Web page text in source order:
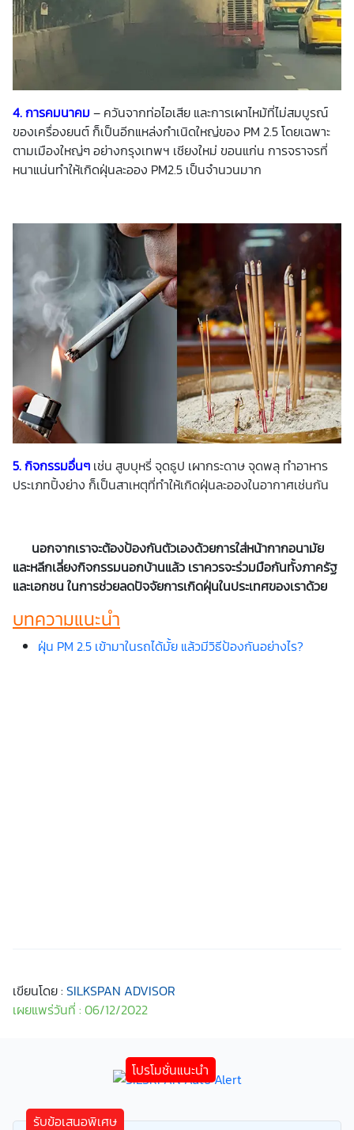
4. การคมนาคม– ควันจากท่อไอเสีย และการเผาไหม้ที่ไม่สมบูรณ์
ของเครื่องยนต์ ก็เป็นอีกแหล่งกำเนิดใหญ่ของ PM 2.5 โดยเฉพาะ
ตามเมืองใหญ่ๆ อย่างกรุงเทพฯ เชียงใหม่ ขอนแก่น การจราจรที่
หนาแน่นทำให้เกิดฝุ่นละออง PM2.5 เป็นจำนวนมาก
5. กิจกรรมอื่นๆ เช่น สูบบุหรี่ จุดธูป เผากระดาษ จุดพลุ ทำอาหาร
ประเภทปิ้งย่าง ก็เป็นสาเหตุที่ทำให้เกิดฝุ่นละอองในอากาศเช่นกัน
นอกจากเราจะต้องป้องกันตัวเองด้วยการใส่หน้ากากอนามัย
และหลีกเลี่ยงกิจกรรมนอกบ้านแล้ว เราควรจะร่วมมือกันทั้งภาครัฐ
และเอกชน ในการช่วยลดปัจจัยการเกิดฝุ่นในประเทศของเราด้วย
บทความแนะนำ
ฝุ่น PM 2.5 เข้ามาในรถได้มั้ย แล้วมีวิธีป้องกันอย่างไร?
เขียนโดย : SILKSPAN ADVISOR
เผยแพร่วันที่ : 06/12/2022
รับข้อเสนอพิเศษ